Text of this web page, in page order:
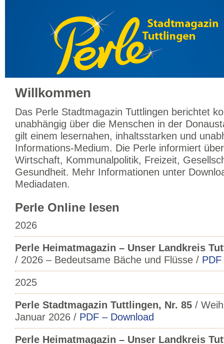
Willkommen
Das Perle Stadtmagazin Tuttlingen berichtet
unabhängig über die Menschen in der
gilt einem lesernahen, inhaltsstarken und
Informations-Medium. Die Perle informiert
Wirtschaft, Kommunalpolitik, Freizeit,
Gesundheit. Mehr Informationen unter
Mediadaten.
Perle Online lesen
2026
Perle Heimatmagazin – Unser Landkreis
/ 2026 – Bedeutsame Bäche und Flüsse /
2025
Perle Stadtmagazin Tuttlingen, Nr. 85 /
Januar 2026 / PDF – Download
Perle Heimatmagazin – Unser Landkreis